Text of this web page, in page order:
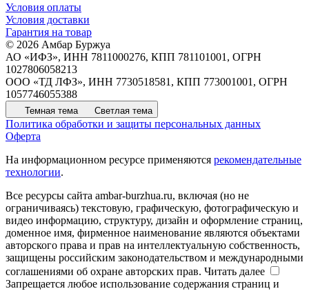
Условия оплаты
Условия доставки
Гарантия на товар
© 2026 Амбар Буржуа
АО «ИФЗ», ИНН 7811000276, КПП 781101001, ОГРН
1027806058213
ООО «ТД ЛФЗ», ИНН 7730518581, КПП 773001001, ОГРН
1057746055388
Темная тема Светлая тема
Политика обработки и защиты персональных данных
Оферта
На информационном ресурсе применяются рекомендательные
технологии.
Все ресурсы сайта ambar-burzhua.ru, включая (но не
ограничиваясь) текстовую, графическую, фотографическую и
видео информацию, структуру, дизайн и оформление страниц,
доменное имя, фирменное наименование являются объектами
авторского права и прав на интеллектуальную собственность,
защищены российским законодательством и международными
соглашениями об охране авторских прав. Читать далее
Запрещается любое использование содержания страниц и